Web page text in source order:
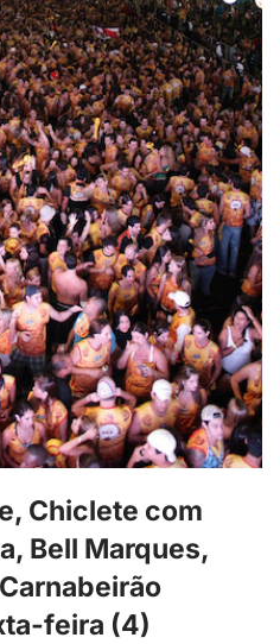
Chiclete com
Bell Marques,
feira (4)